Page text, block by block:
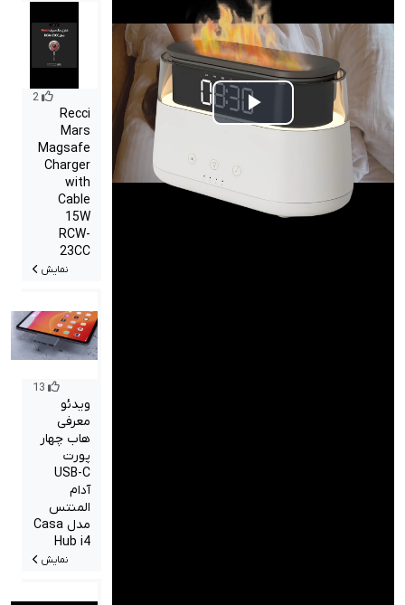
Play
Video
2
Recci
Mars
Magsafe
Charger
with
Cable
15W
RCW-
23CC
نمایش
13
ویدئو
معرفی
هاب چهار
پورت
USB-C
آدام
المنتس
مدل Casa
Hub i4
نمایش